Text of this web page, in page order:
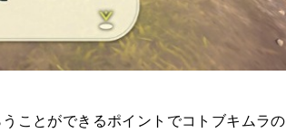
ことができるポイントでコトブキムラの